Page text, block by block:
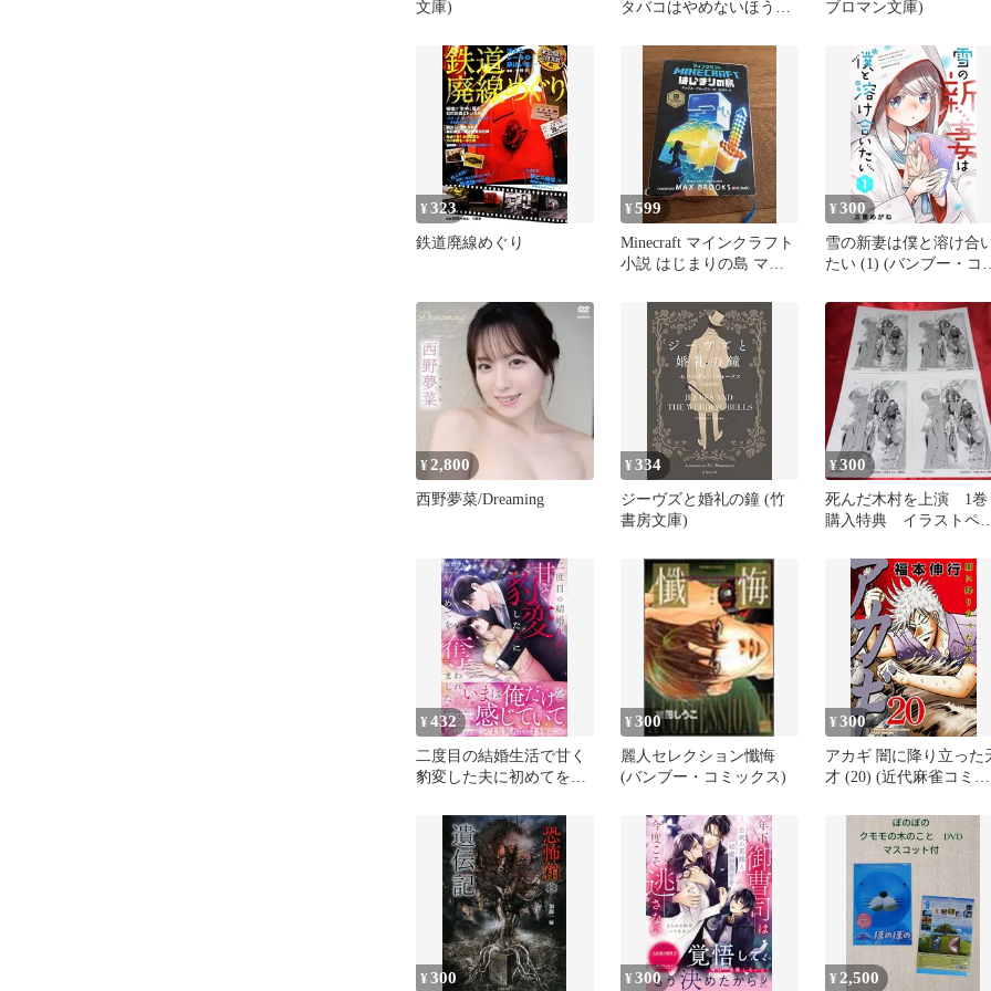
文庫)
タバコはやめないほうが
ブロマン文庫)
¥323
鉄道廃線めぐり
¥599
Minecraft マインクラフト
小説 はじまりの島 マッ
¥300
雪の新妻は僕と溶け合
たい (1) (バンブー・コ
¥2,800
西野夢菜/Dreaming
¥334
ジーヴズと婚礼の鐘 (竹
書房文庫)
¥300
死んだ木村を上演 1巻
購入特典 イラストペ
¥432
二度目の結婚生活で甘く
豹変した夫に初めてを奪
108)
¥300
麗人セレクション懺悔
(バンブー・コミックス)
¥300
アカギ 闇に降り立った
才 (20) (近代麻雀コミッ
¥300 ¥300 ¥ 2,500